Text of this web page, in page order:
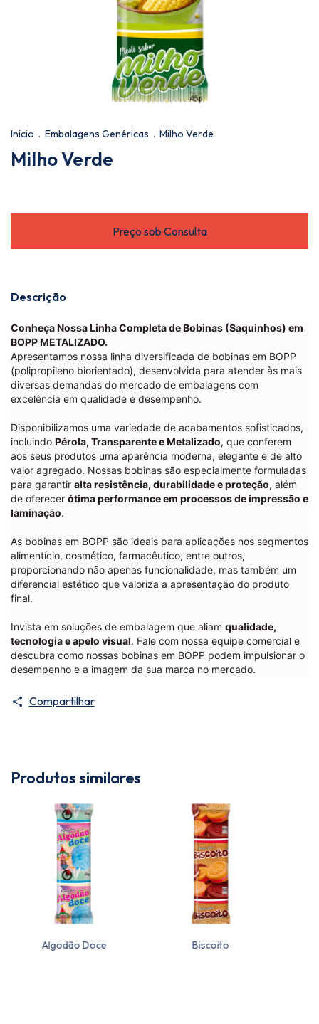
Início . Embalagens Genéricas . Milho Verde
Milho Verde
Descrição
Conheça Nossa Linha Completa de Bobinas (Saquinhos) em
BOPP METALIZADO.
Apresentamos nossa linha diversificada de bobinas em BOPP
(polipropileno biorientado), desenvolvida para atender às mais
diversas demandas do mercado de embalagens com
excelência em qualidade e desempenho.
Disponibilizamos uma variedade de acabamentos sofisticados,
incluindo Pérola, Transparente e Metalizado, que conferem
aos seus produtos uma aparência moderna, elegante e de alto
valor agregado. Nossas bobinas são especialmente formuladas
para garantir alta resistência, durabilidade e proteção, além
de oferecer ótima performance em processos de impressão e
laminação.
As bobinas em BOPP são ideais para aplicações nos segmentos
alimentício, cosmético, farmacêutico, entre outros,
proporcionando não apenas funcionalidade, mas também um
diferencial estético que valoriza a apresentação do produto
final.
Invista em soluções de embalagem que aliam qualidade,
tecnologia e apelo visual. Fale com nossa equipe comercial e
descubra como nossas bobinas em BOPP podem impulsionar o
desempenho e a imagem da sua marca no mercado.
Compartilhar
Produtos similares
Algodão Doce Biscoito